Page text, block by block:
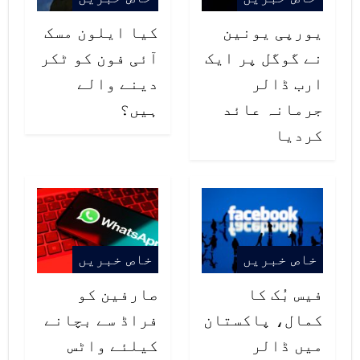
یورپی یونین
نے گوگل پر ایک
ارب ڈالر
جرمانہ عائد
کردیا
کیا ایلون مسک
آئی فون کو ٹکر
دینے والے
ہیں؟
خاص خبریں
فیس بُک کا
کمال، پاکستان
میں ڈالر
خاص خبریں
صارفین کو
فراڈ سے بچانے
کیلئے واٹس